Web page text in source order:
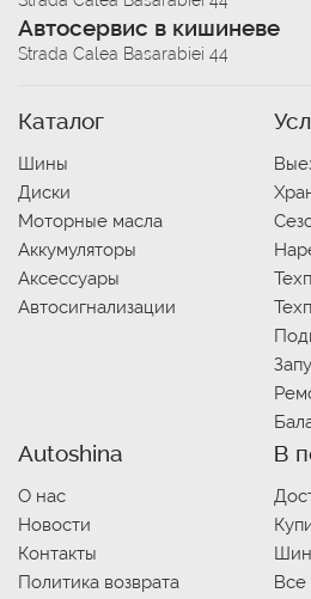
Автосервис в кишиневе
Strada Calea Basarabiei 44
Каталог
Шины
Диски
Моторные масла
Аккумуляторы
Аксессуары
Автосигнализации
Autoshina
О нас
Новости
Контакты
Политика возврата
В
Все